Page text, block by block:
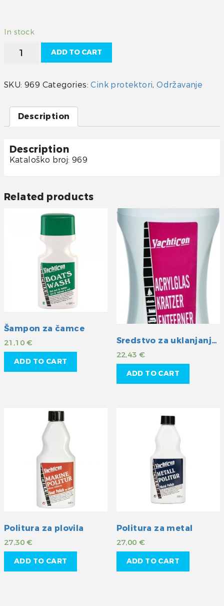
In stock
Cink
kape
sa
quantity
ADD TO CART
SKU: 969 Categories:Cink protektori,Održavanje
Description
Description
Kataloško broj: 969
Related products
Šampon za čamce
21,10€
ADD TO CART
Sredstvo za uklanjanje ogrebotina na akrilnom staklu
22,43€
ADD TO CART
Politura za plovila
27,30€
ADD TO CART
Politura za metal
27,00€
ADD TO CART